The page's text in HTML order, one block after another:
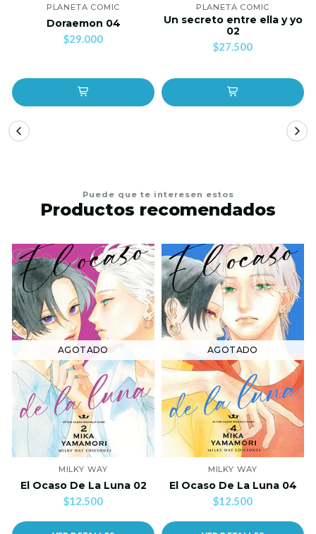
PLANETA COMIC
Doraemon 04
$29.000
PLANETA COMIC
Un secreto entre ella y yo
02
$27.500
Puede que te interesen estos
Productos recomendados
AGOTADO
MILKY WAY
El Ocaso De La Luna 02
$12.500
AGOTADO
MILKY WAY
El Ocaso De La Luna 04
$12.500